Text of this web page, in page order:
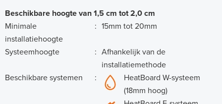
Beschikbare hoogte van 1,5 cm tot 2,0 cm
Minimale
installatiehoogte
: 15mm tot 20mm
Systeemhoogte : Afhankelijk van de
installatiemethode
Beschikbare systemen
:
HeatBoard W-systeem
(18mm hoog)